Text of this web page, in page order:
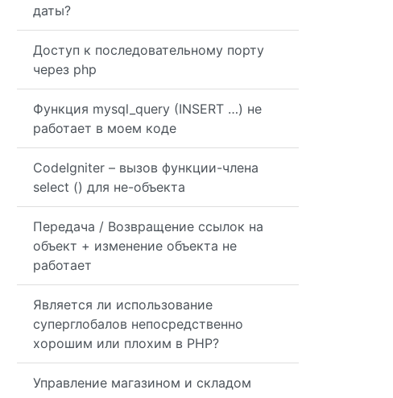
даты?
Доступ к последовательному порту
через php
Функция mysql_query (INSERT …) не
работает в моем коде
CodeIgniter – вызов функции-члена
select () для не-объекта
Передача / Возвращение ссылок на
объект + изменение объекта не
работает
Является ли использование
суперглобалов непосредственно
хорошим или плохим в PHP?
Управление магазином и складом